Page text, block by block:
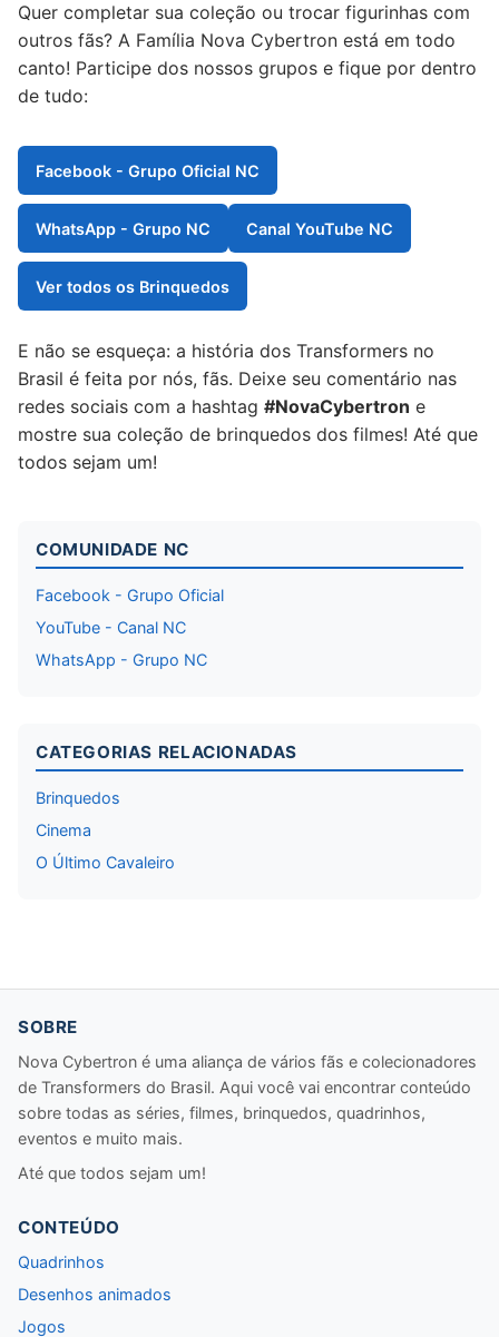
Quer completar sua coleção ou trocar figurinhas com
outros fãs? A Família Nova Cybertron está em todo
canto! Participe dos nossos grupos e fique por dentro
de tudo:
Facebook - Grupo Oficial NC
WhatsApp - Grupo NC Canal YouTube NC
Ver todos os Brinquedos
E não se esqueça: a história dos Transformers no
Brasil é feita por nós, fãs. Deixe seu comentário nas
redes sociais com a hashtag #NovaCybertron e
mostre sua coleção de brinquedos dos filmes! Até que
todos sejam um!
COMUNIDADE NC
Facebook - Grupo Oficial
YouTube - Canal NC
WhatsApp - Grupo NC
CATEGORIAS RELACIONADAS
Brinquedos
Cinema
O Último Cavaleiro
SOBRE
Nova Cybertron é uma aliança de vários fãs e colecionadores
de Transformers do Brasil. Aqui você vai encontrar conteúdo
sobre todas as séries, filmes, brinquedos, quadrinhos,
eventos e muito mais.
Até que todos sejam um!
CONTEÚDO
Quadrinhos
Desenhos animados
Jogos